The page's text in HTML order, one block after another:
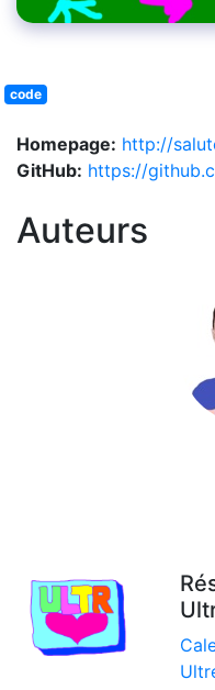
code
Homepage: http://
GitHub: https://
Auteurs